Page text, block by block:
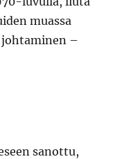
muassa
–
sanottu,